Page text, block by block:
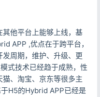
他平台上能够上线，基
APP ,优点在于跨平台，
周期，维护、升级、更
式技术已经趋于成熟，性
、淘宝、京东等很多主
H5的Hybrid APP已经是